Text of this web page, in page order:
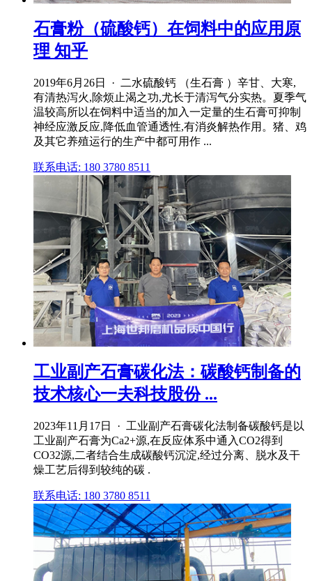
石膏粉（硫酸钙）在饲料中的应用原
理 知乎
2019年6月26日 · 二水硫酸钙 （生石膏 ）辛甘、大寒,
有清热泻火,除烦止渴之功,尤长于清泻气分实热。夏季气
温较高所以在饲料中适当的加入一定量的生石膏可抑制
神经应激反应,降低血管通透性,有消炎解热作用。猪、鸡
及其它养殖运行的生产中都可用作 ...
联系电话: 180 3780 8511
工业副产石膏碳化法：碳酸钙制备的
技术核心一夫科技股份 ...
2023年11月17日 · 工业副产石膏碳化法制备碳酸钙是以
工业副产石膏为Ca2+源,在反应体系中通入CO2得到
CO32源,二者结合生成碳酸钙沉淀,经过分离、脱水及干
燥工艺后得到较纯的碳 .
联系电话: 180 3780 8511